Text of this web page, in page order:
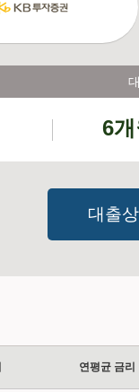
6
대출
연평균 금리